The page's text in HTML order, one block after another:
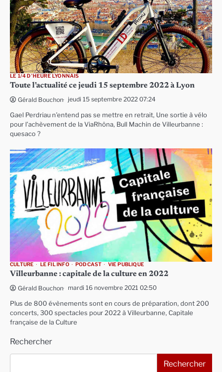
LE 1/4 D'HEURE LYONNAIS
Toute l’actualité ce jeudi 15 septembre 2022 à Lyon
Gérald Bouchon jeudi 15 septembre 2022 07:24
Gael Perdriau n’entend pas se mettre en retrait, Une sortie à vélo
pour l’achèvement de la ViaRhôna, Bull Machin de Villeurbanne :
quesaco ?
CULTURE LE FIL INFO PODCAST VIE PUBLIQUE
Villeurbanne : capitale de la culture en 2022
Gérald Bouchon mardi 16 novembre 2021 02:50
Plus de 800 évènements sont en cours de préparation, dont 200
concerts, 300 spectacles pour 2022 à Villeurbanne, Capitale
française de la Culture
Rechercher
Rechercher